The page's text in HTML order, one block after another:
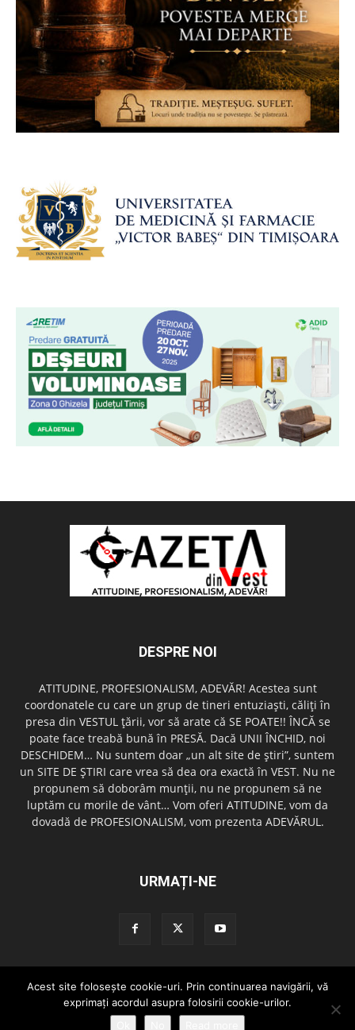
DESPRE NOI
ATITUDINE, PROFESIONALISM, ADEVĂR! Acestea sunt
coordonatele cu care un grup de tineri entuziaşti, căliţi în
presa din VESTUL ţării, vor să arate că SE POATE!! ÎNCĂ se
poate face treabă bună în PRESĂ. Dacă UNII ÎNCHID, noi
DESCHIDEM… Nu suntem doar „un alt site de ştiri”, suntem
un SITE DE ŞTIRI care vrea să dea ora exactă în VEST. Nu ne
propunem să doborâm munţii, nu ne propunem să ne
luptăm cu morile de vânt… Vom oferi ATITUDINE, vom da
dovadă de PROFESIONALISM, vom prezenta ADEVĂRUL.
URMAȚI-NE
Redactia GazetaDinVest.ro Termeni de utilizare
Cod de conduita
Confidentialitatea Datelor
Trimite o stire! Publicitate
Acest site foloseşte cookie-uri. Prin continuarea navigării, vă
exprimaţi acordul asupra folosirii cookie-urilor.